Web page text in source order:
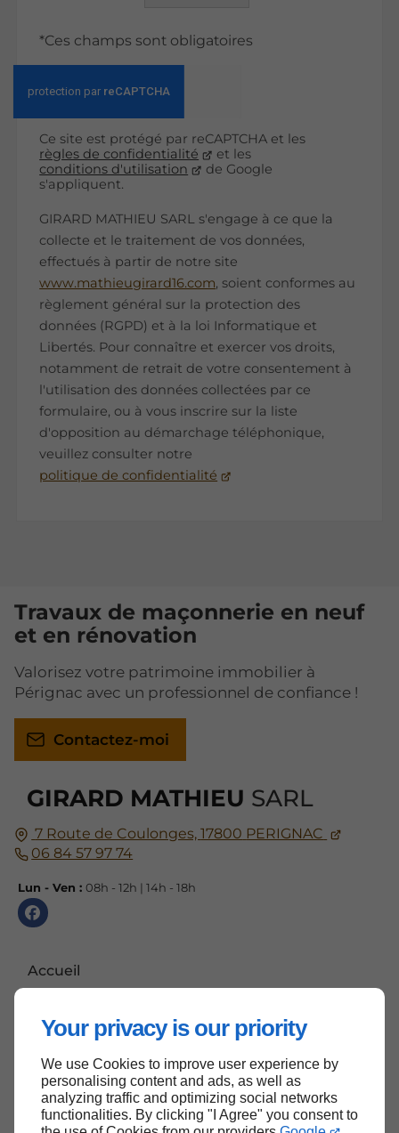
Your privacy is our priority
We use Cookies to improve user experience by
personalising content and ads, as well as
analyzing traffic and optimizing social networks
functionalities. By clicking "I Agree" you consent to
*Ces champs sont obligatoires
Ce site est protégé par reCAPTCHA et les
règles de confidentialité
et les
conditions d'utilisation
de Google
s'appliquent.
GIRARD MATHIEU SARL s'engage à ce que la
collecte et le traitement de vos données,
effectués à partir de notre site
www.mathieugirard16.com, soient conformes au
règlement général sur la protection des
données (RGPD) et à la loi Informatique et
Libertés. Pour connaître et exercer vos droits,
notamment de retrait de votre consentement à
l'utilisation des données collectées par ce
formulaire, ou à vous inscrire sur la liste
d'opposition au démarchage téléphonique,
veuillez consulter notre
politique de confidentialité
GIRARD MATHIEU SARL
7 Route de Coulonges,17800 PERIGNAC
06 84 57 97 74
Lun - Ven :08h - 12h | 14h - 18h
Accueil
Mentions légales
Plan du site
Travaux de maçonnerie en neuf
et en rénovation
Valorisez votre patrimoine immobilier à
Pérignac avec un professionnel de confiance !
Contactez-moi